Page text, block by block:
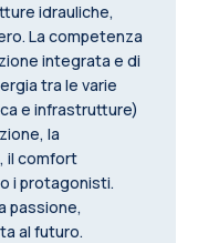
idrauliche,
La competenza
integrata e di
tra le varie
e infrastrutture)
la
il comfort
i protagonisti.
passione,
al futuro.